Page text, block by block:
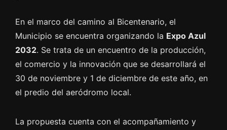
En el marco del camino al Bicentenario, el
Municipio se encuentra organizando la Expo Azul
2032. Se trata de un encuentro de la producción,
el comercio y la innovación que se desarrollará el
30 de noviembre y 1 de diciembre de este año, en
el predio del aeródromo local.
La propuesta cuenta con el acompañamiento y